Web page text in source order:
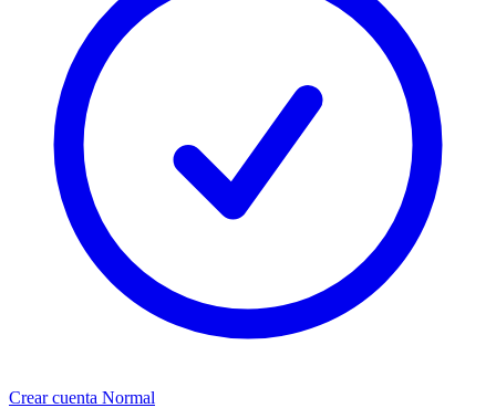
Crear cuenta Normal